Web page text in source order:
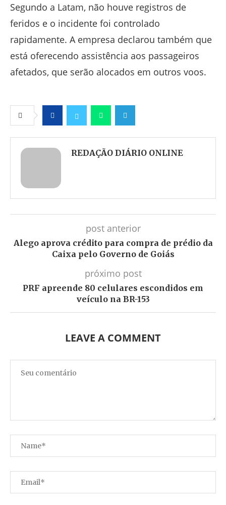
Segundo a Latam, não houve registros de
feridos e o incidente foi controlado
rapidamente. A empresa declarou também que
está oferecendo assistência aos passageiros
afetados, que serão alocados em outros voos.
FacebookTwitter WhatsappTelegram
REDAÇÃO DIÁRIO ONLINE
post anterior
Alego aprova crédito para compra de prédio da
Caixa pelo Governo de Goiás
próximo post
PRF apreende 80 celulares escondidos em
veículo na BR-153
LEAVE A COMMENT